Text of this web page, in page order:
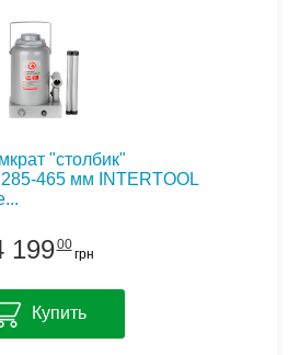
"столбик"
465 мм INTERTOOL
19900
грн
Купить